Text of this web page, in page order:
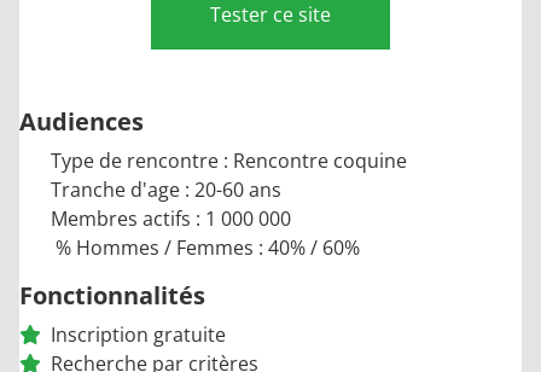
Audiences
Type de rencontre : Rencontre coquine
Tranche d'age : 20-60 ans
Membres actifs : 1 000 000
% Hommes / Femmes : 40% / 60%
Fonctionnalités
Inscription gratuite
Recherche par critères
Tester ce site